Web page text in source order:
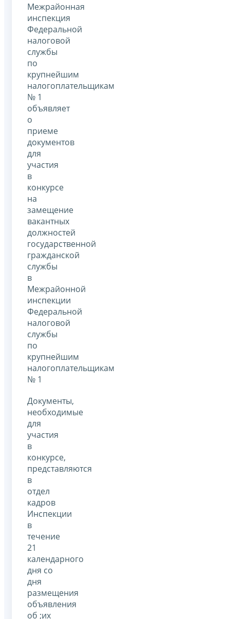
Межрайонная
инспекция
Федеральной
налоговой
службы
по
крупнейшим
налогоплательщикам
№ 1
объявляет
о
приеме
документов
для
участия
в
конкурсе
на
замещение
вакантных
должностей
государственной
гражданской
службы
в
Межрайонной
инспекции
Федеральной
налоговой
службы
по
крупнейшим
налогоплательщикам
№ 1
Документы,
необходимые
для
участия
в
конкурсе,
представляются
в
отдел
кадров
Инспекции
в
течение
21
календарного
дня со
дня
размещения
объявления
об ;их